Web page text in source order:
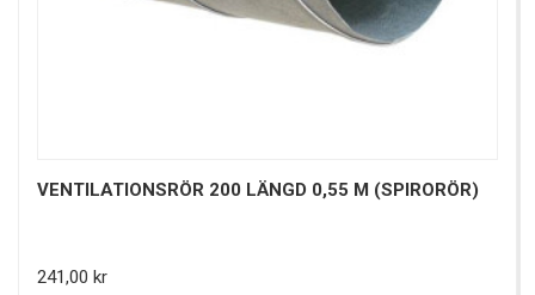
VENTILATIONSRÖR 200 LÄNGD 0,55 M (SPIRORÖR)
Pris
241,00 kr